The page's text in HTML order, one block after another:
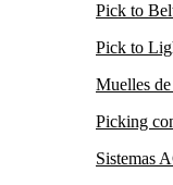
Pick to
Pick to
Muelles
Picking
Sistemas